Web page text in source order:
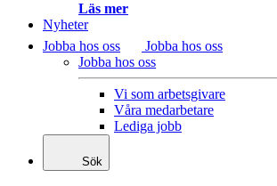
Läs mer
Nyheter
Jobba hos oss
Jobba hos oss
Jobba hos oss
Vi som arbetsgivare
Våra medarbetare
Lediga jobb
Sök